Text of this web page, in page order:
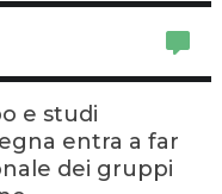
e studi
entra a far
dei gruppi